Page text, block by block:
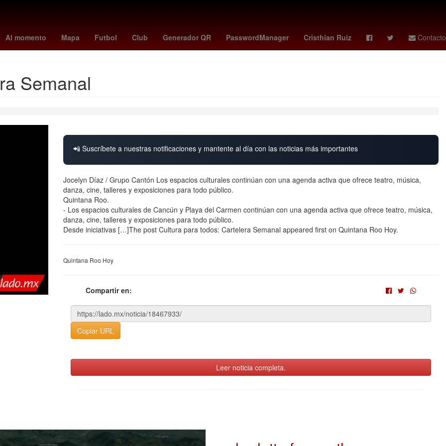
Al momento Mapa Futbol Club Generador QR PasswordManager Cristhian Ruiz Contacto
apple el iphone 18 pro max liga de expansión mx Harry Styles Aguascalientes Perú huracan vs atletico tucuman
Semanal
📲 Suscríbete a nuestras notificaciones y mantente al día con las noticias más importantes
Jocelyn Díaz / Grupo Cantón Los espacios culturales continúan con una agenda activa que ofrece teatro, música,
danza, cine, talleres y exposiciones para todo público.
Quintana Roo.
- Los espacios culturales de Cancún y Playa del Carmen continúan con una agenda activa que ofrece teatro, música,
danza, cine, talleres y exposiciones para todo público.
Desde iniciativas […]The post Cultura para todos: Cartelera Semanal appeared first on Quintana Roo Hoy.
Quintana Roo Hoy
Compartir en:
Copiar URL
Leer noticia completa.